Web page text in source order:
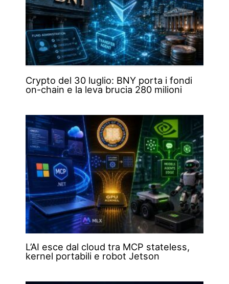
Crypto del 30 luglio: BNY porta i fondi
on-chain e la leva brucia 280 milioni
L’AI esce dal cloud tra MCP stateless,
kernel portabili e robot Jetson